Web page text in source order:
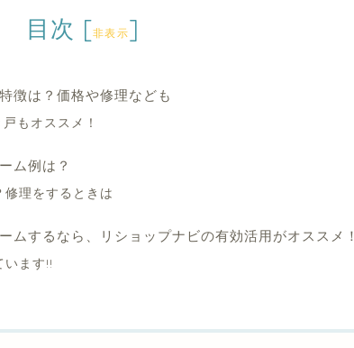
目次 [非表示]
徴は？価格や修理なども
もオススメ！
ム例は？
理をするときは
ムするなら、リショップナビの有効活用がオススメ！
います!!